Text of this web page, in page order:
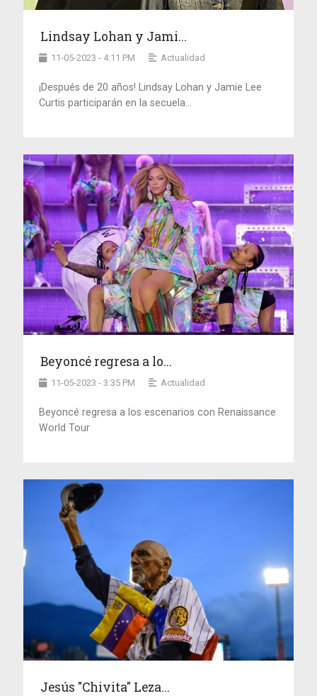
Lindsay Lohan y Jami...
11-05-2023 - 4:11 PM Actualidad
¡Después de 20 años! Lindsay Lohan y Jamie Lee
Curtis participarán en la secuela...
Beyoncé regresa a lo...
11-05-2023 - 3:35 PM Actualidad
Beyoncé regresa a los escenarios con Renaissance
World Tour
Jesús "Chivita" Leza...